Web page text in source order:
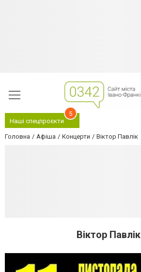
Наші спецпроєкти
5
Головна Афіша Концерти Віктор Павлік
Віктор Павлік